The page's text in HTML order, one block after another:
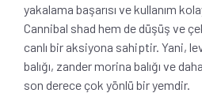
yakalama başarısı ve kullanım
Cannibal shad hem de düşüş ve
canlı bir aksiyona sahiptir. Yani,
balığı, zander morina balığı ve
son derece çok yönlü bir yemdir.